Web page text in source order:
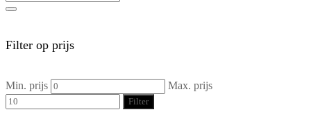
Filter op prijs
Min. prijs Max. prijs
Filter